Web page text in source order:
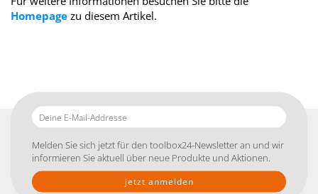
Homepage zu diesem Artikel.
Deine
E-
Addresse
Melden Sie sich jetzt für den toolbox24-Newsletter an und wir
informieren Sie aktuell über neue Produkte und Aktionen.